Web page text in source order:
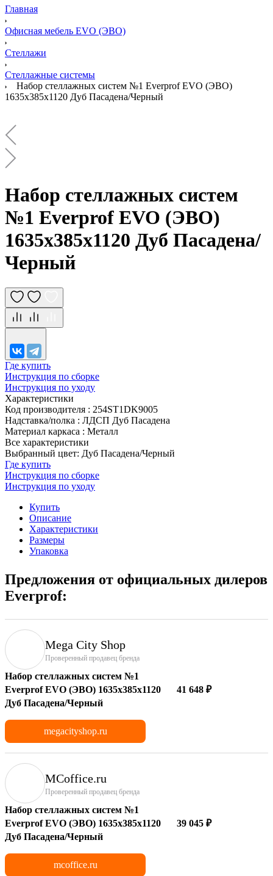
Главная
Офисная мебель EVO (ЭВО)
Стеллажи
Стеллажные системы
Набор стеллажных систем №1 Everprof EVO (ЭВО)
1635x385x1120 Дуб Пасадена/Черный
Набор стеллажных систем
№1 Everprof EVO (ЭВО)
1635x385x1120 Дуб Пасадена/
Черный
Где купить
Инструкция по сборке
Инструкция по уходу
Характеристики
Код производителя : 254ST1DK9005
Надставка/полка : ЛДСП Дуб Пасадена
Материал каркаса : Металл
Все характеристики
Выбранный цвет: Дуб Пасадена/Черный
Где купить
Инструкция по сборке
Инструкция по уходу
Купить
Описание
Характеристики
Размеры
Упаковка
Предложения от официальных дилеров
Everprof:
Mega City Shop
Проверенный продавец бренда
Набор стеллажных систем №1
Everprof EVO (ЭВО) 1635x385x1120
Дуб Пасадена/Черный
41 648 ₽
megacityshop.ru
MCoffice.ru
Проверенный продавец бренда
Набор стеллажных систем №1
Everprof EVO (ЭВО) 1635x385x1120
Дуб Пасадена/Черный
39 045 ₽
mcoffice.ru